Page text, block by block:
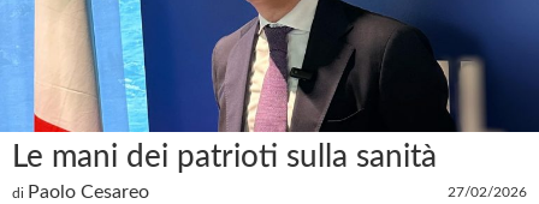
Le mani dei patrioti sulla sanità
di Paolo Cesareo 27/02/2026